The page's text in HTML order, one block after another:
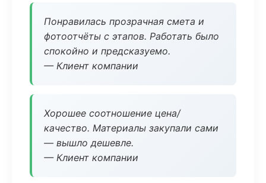
Понравилась прозрачная смета и
фотоотчёты с этапов. Работать было
спокойно и предсказуемо.
— Клиент компании
Хорошее соотношение цена/
качество. Материалы закупали сами
— вышло дешевле.
— Клиент компании